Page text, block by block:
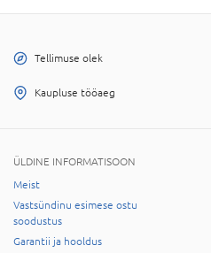
Tellimuse olek
Kaupluse tööaeg
ÜLDINE INFORMATISOON
Meist
Vastsündinu esimese ostu
soodustus
Garantii ja hooldus